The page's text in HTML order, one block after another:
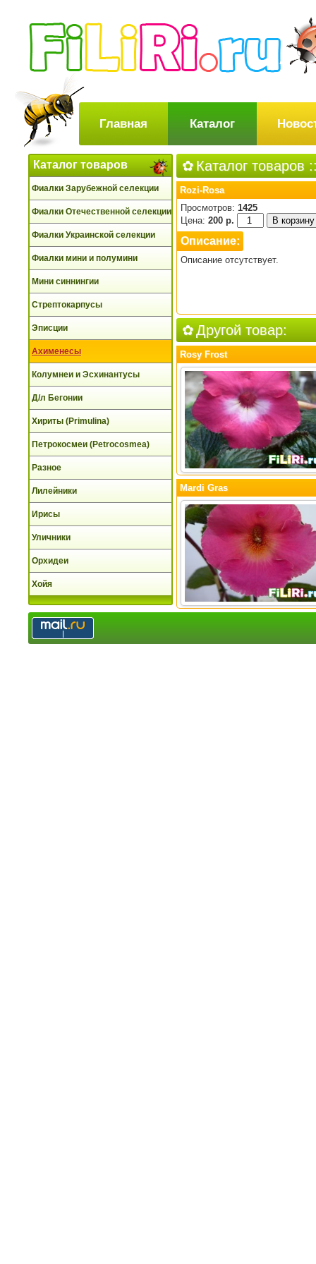
Главная Каталог
Каталог товаров
Фиалки Зарубежной селекции
Фиалки Отечественной селекции
Фиалки Украинской селекции
Фиалки мини и полумини
Мини синнингии
Стрептокарпусы
Эписции
Ахименесы
Колумнеи и Эсхинантусы
Д/л Бегонии
Хириты (Primulina)
Петрокосмеи (Petrocosmea)
Разное
Лилейники
Ирисы
Уличники
Орхидеи
Хойя
Каталог товаров
Rozi-Rosa
Просмотров: 1425
Цена: 200 р.
Описание:
Описание отсутствует.
Другой товар:
Rosy Frost
Mardi Gras